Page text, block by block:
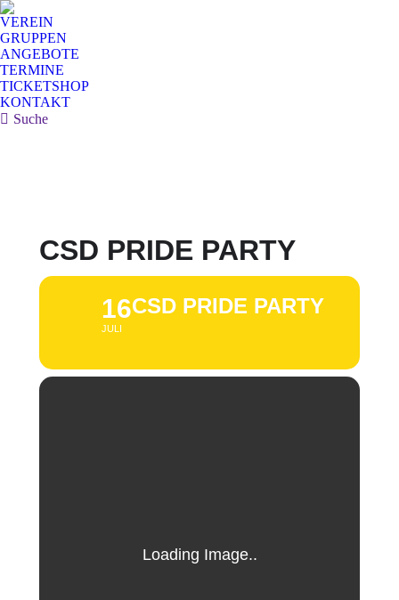
VEREIN
GRUPPEN
ANGEBOTE
TERMINE
TICKETSHOP
KONTAKT
Search:
Suche
CSD PRIDE PARTY
16
JULI
CSD PRIDE PARTY